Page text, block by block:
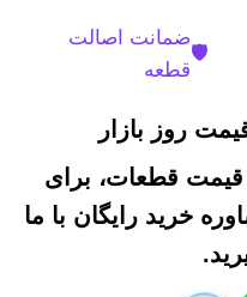
🛡️
ضمانت اصالت
قطعه
روز بازار
قیمت قطعات، برای
خرید رایگان با ما